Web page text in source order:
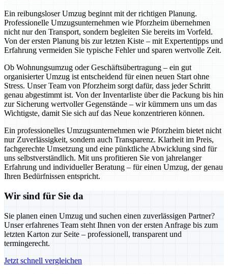
Ein reibungsloser Umzug beginnt mit der richtigen Planung.
Professionelle Umzugsunternehmen wie Pforzheim übernehmen
nicht nur den Transport, sondern begleiten Sie bereits im Vorfeld.
Von der ersten Planung bis zur letzten Kiste – mit Expertentipps und
Erfahrung vermeiden Sie typische Fehler und sparen wertvolle Zeit.
Ob Wohnungsumzug oder Geschäftsübertragung – ein gut
organisierter Umzug ist entscheidend für einen neuen Start ohne
Stress. Unser Team von Pforzheim sorgt dafür, dass jeder Schritt
genau abgestimmt ist. Von der Inventarliste über die Packung bis hin
zur Sicherung wertvoller Gegenstände – wir kümmern uns um das
Wichtigste, damit Sie sich auf das Neue konzentrieren können.
Ein professionelles Umzugsunternehmen wie Pforzheim bietet nicht
nur Zuverlässigkeit, sondern auch Transparenz. Klarheit im Preis,
fachgerechte Umsetzung und eine pünktliche Abwicklung sind für
uns selbstverständlich. Mit uns profitieren Sie von jahrelanger
Erfahrung und individueller Beratung – für einen Umzug, der genau
Ihren Bedürfnissen entspricht.
Wir sind für Sie da
Sie planen einen Umzug und suchen einen zuverlässigen Partner?
Unser erfahrenes Team steht Ihnen von der ersten Anfrage bis zum
letzten Karton zur Seite – professionell, transparent und
termingerecht.
Jetzt schnell vergleichen